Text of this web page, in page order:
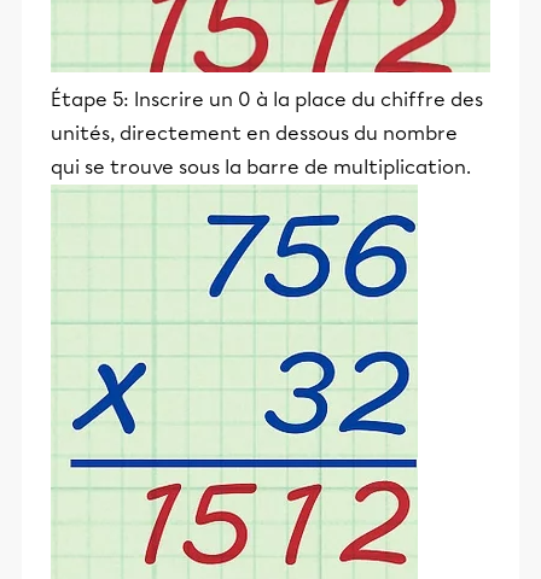
Étape 5: Inscrire un 0 à la place du chiffre des
unités, directement en dessous du nombre
qui se trouve sous la barre de multiplication.